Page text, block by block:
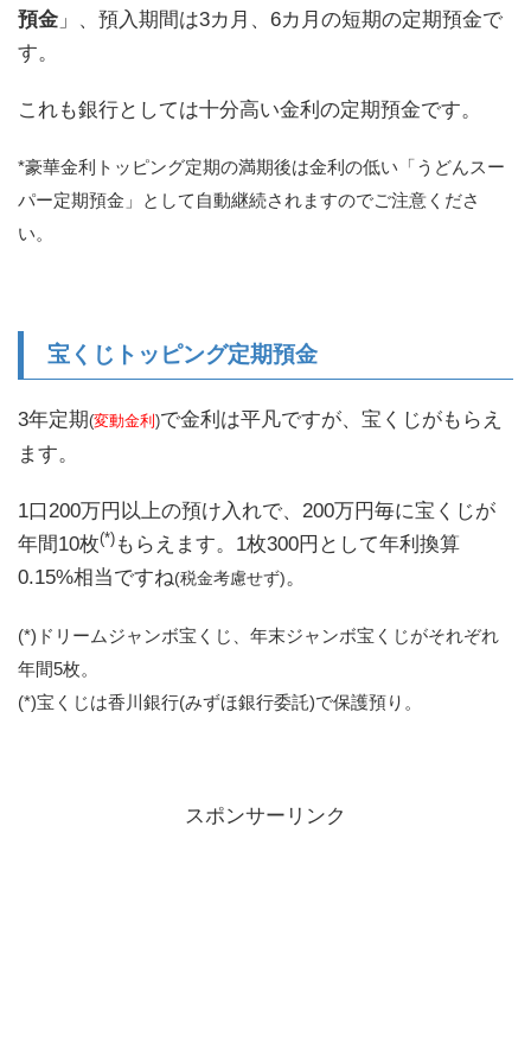
預金 」、預入期間は3カ月、6カ月の短期の定期預金で
す。
これも銀行としては十分高い金利の定期預金です。
*豪華金利トッピング定期の満期後は金利の低い「うどんスー
パー定期預金」として自動継続されますのでご注意くださ
い。
宝くじトッピング定期預金
3年定期(変動金利 )で金利は平凡ですが、宝くじがもらえ
ます。
1口200万円以上の預け入れで、200万円毎に宝くじが
年間10枚(*) もらえます。1枚300円として年利換算
0.15%相当ですね(税金考慮せず)。
(*)ドリームジャンボ宝くじ、年末ジャンボ宝くじがそれぞれ
年間5枚。
(*)宝くじは香川銀行(みずほ銀行委託)で保護預り。
スポンサーリンク